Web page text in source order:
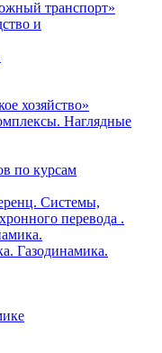
транспорт»
и
хозяйство»
Наглядные
по курсам
Системы,
перевода .
Газодинамика.